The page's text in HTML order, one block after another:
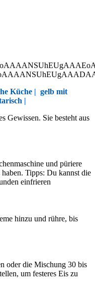
Küche | gelb mit
|
Gewissen. Sie besteht aus
und püriere
Tipps: Du kannst die
einfrieren
hinzu und rühre, bis
oder die Mischung 30 bis
um festeres Eis zu